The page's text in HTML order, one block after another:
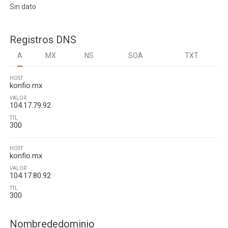
Sin dato
Registros DNS
A MX NS SOA TXT
HOST
konfio.mx
VALOR
104.17.79.92
TTL
300
HOST
konfio.mx
VALOR
104.17.80.92
TTL
300
Nombrededominio